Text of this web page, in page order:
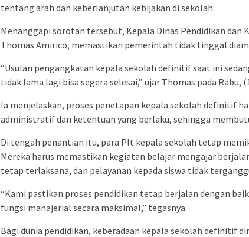
tentang arah dan keberlanjutan kebijakan di sekolah.
Menanggapi sorotan tersebut, Kepala Dinas Pendidikan dan
Thomas Amirico, memastikan pemerintah tidak tinggal
“Usulan pengangkatan kepala sekolah definitif saat ini
tidak lama lagi bisa segera selesai,” ujar Thomas pada Rabu,
Ia menjelaskan, proses penetapan kepala sekolah definitif
administratif dan ketentuan yang berlaku, sehingga
Di tengah penantian itu, para Plt kepala sekolah tetap
Mereka harus memastikan kegiatan belajar mengajar
tetap terlaksana, dan pelayanan kepada siswa tidak
“Kami pastikan proses pendidikan tetap berjalan dengan
fungsi manajerial secara maksimal,” tegasnya.
Bagi dunia pendidikan, keberadaan kepala sekolah definitif